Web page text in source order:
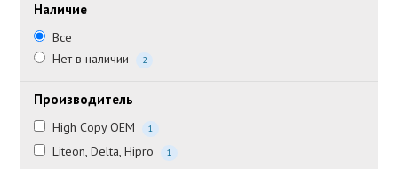
Наличие
Все
Нет в наличии
2
Производитель
High Copy OEM 1
Liteon, Delta, Hipro 1